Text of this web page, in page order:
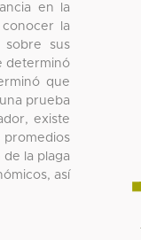
en la
la
sobre sus
determinó
que
prueba
existe
promedios
la plaga
así